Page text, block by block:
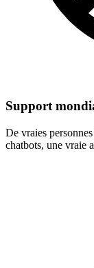
Support
De vraies
chatbots, une vraie